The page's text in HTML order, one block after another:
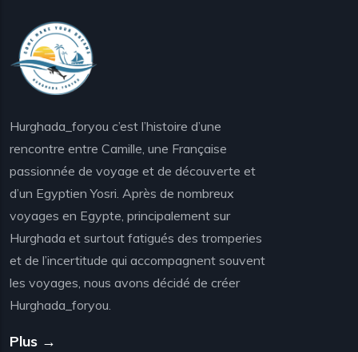
Hurghada_foryou c’est l’histoire d’une
rencontre entre Camille, une Française
passionnée de voyage et de découverte et
d’un Egyptien Yosri. Après de nombreux
voyages en Egypte, principalement sur
Hurghada et surtout fatigués des tromperies
et de l’incertitude qui accompagnent souvent
les voyages, nous avons décidé de créer
Hurghada_foryou.
Plus →